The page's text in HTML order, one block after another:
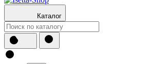
Каталог